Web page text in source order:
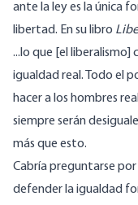
ante la ley es la única
libertad. En su libro
...lo que [el liberalismo]
igualdad real. Todo el
hacer a los hombres
siempre serán
más que esto.
Cabría preguntarse
defender la igualdad